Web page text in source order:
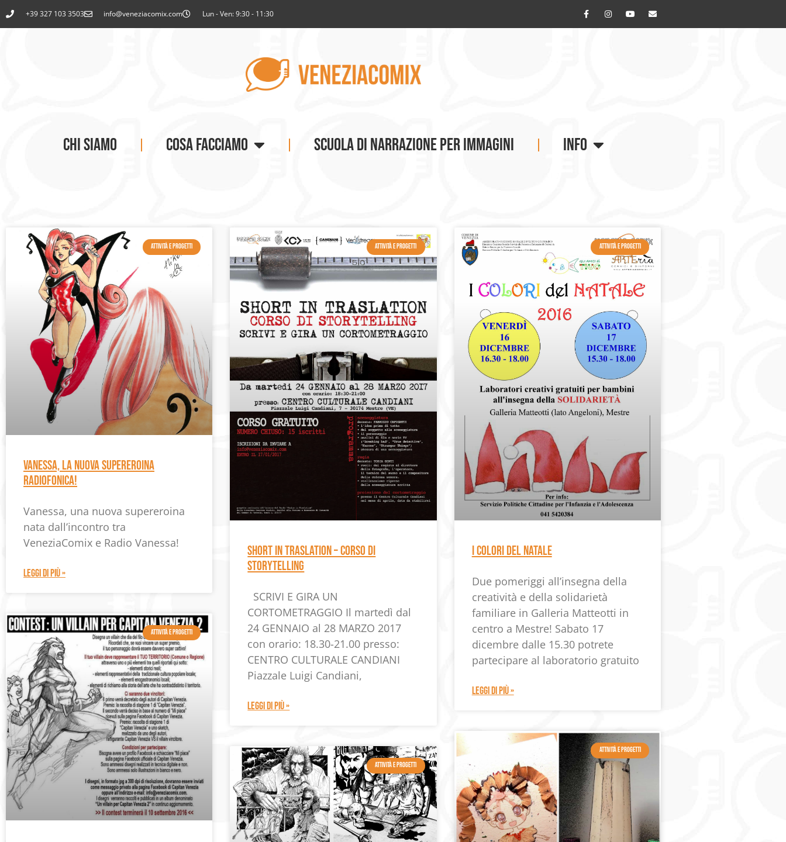
+39 327 103 3503 info@veneziacomix.com Lun - Ven: 9:30 - 11:30
CHI SIAMO COSA FACCIAMO SCUOLA DI NARRAZIONE PER IMMAGINI INFO
ATTIVITÀ E PROGETTI
Vanessa, la nuova supereroina
radiofonica!
Vanessa, una nuova supereroina
nata dall’incontro tra
VeneziaComix e Radio Vanessa!
LEGGI DI PIÙ »
ATTIVITÀ E PROGETTI
SHORT IN TRASLATION – CORSO DI
STORYTELLING
SCRIVI E GIRA UN
CORTOMETRAGGIO Il martedì dal
24 GENNAIO al 28 MARZO 2017
con orario: 18.30-21.00 presso:
CENTRO CULTURALE CANDIANI
Piazzale Luigi Candiani,
LEGGI DI PIÙ »
ATTIVITÀ E PROGETTI
I colori del Natale
Due pomeriggi all’insegna della
creatività e della solidarietà
familiare in Galleria Matteotti in
centro a Mestre! Sabato 17
dicembre dalle 15.30 potrete
partecipare al laboratorio gratuito
LEGGI DI PIÙ »
ATTIVITÀ E PROGETTI
ATTIVITÀ E PROGETTI
ATTIVITÀ E PROGETTI